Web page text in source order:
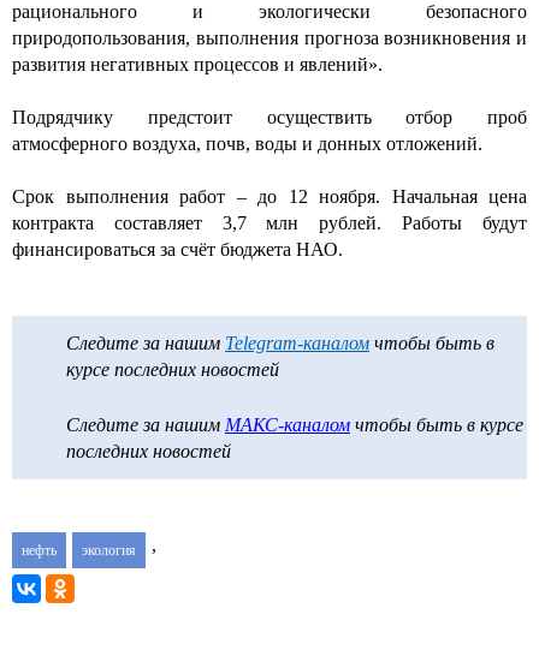
рационального и экологически безопасного
природопользования, выполнения прогноза возникновения и
развития негативных процессов и явлений».
Подрядчику предстоит осуществить отбор проб
атмосферного воздуха, почв, воды и донных отложений.
Срок выполнения работ – до 12 ноября. Начальная цена
контракта составляет 3,7 млн рублей. Работы будут
финансироваться за счёт бюджета НАО.
Следите за нашим Telegram-каналом чтобы быть в
курсе последних новостей
Следите за нашим МАКС-каналом чтобы быть в курсе
последних новостей
нефть ,
экология